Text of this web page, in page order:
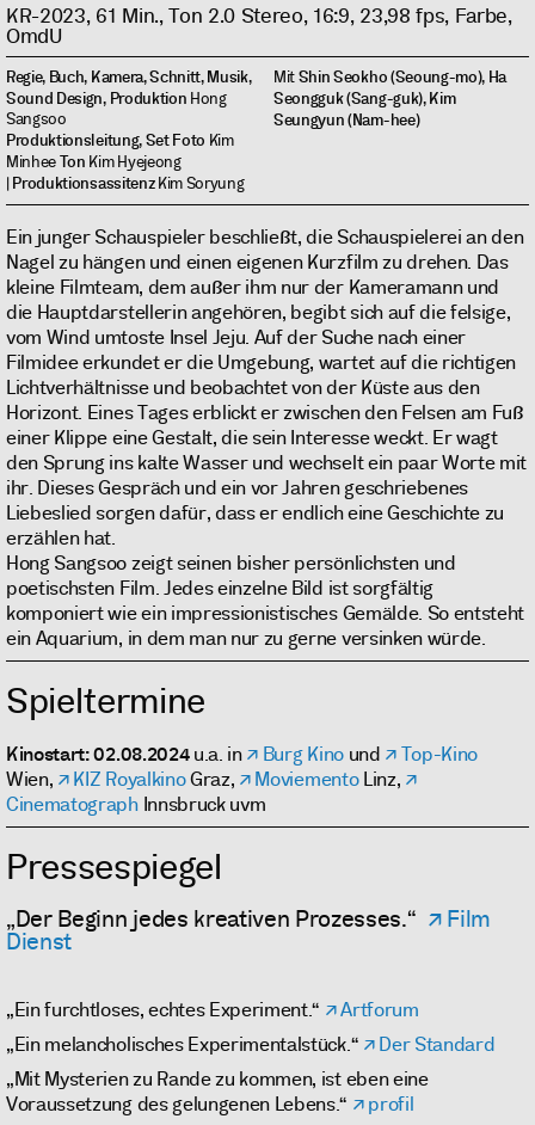
KR-2023, 61 Min., Ton 2.0 Stereo, 16:9, 23,98 fps, Farbe,
OmdU
Regie, Buch, Kamera, Schnitt, Musik,
Sound Design, Produktion Hong
Sangsoo
Produktionsleitung, Set Foto Kim
MinheeTon Kim Hyejeong
|ProduktionsassitenzKim Soryung
MitShin Seokho (Seoung-mo), Ha
Seongguk (Sang-guk), Kim
Seungyun (Nam-hee)
Ein junger Schauspieler beschließt, die Schauspielerei an den
Nagel zu hängen und einen eigenen Kurzfilm zu drehen. Das
kleine Filmteam, dem außer ihm nur der Kameramann und
die Hauptdarstellerin angehören, begibt sich auf die felsige,
vom Wind umtoste Insel Jeju. Auf der Suche nach einer
Filmidee erkundet er die Umgebung, wartet auf die richtigen
Lichtverhältnisse und beobachtet von der Küste aus den
Horizont. Eines Tages erblickt er zwischen den Felsen am Fuß
einer Klippe eine Gestalt, die sein Interesse weckt. Er wagt
den Sprung ins kalte Wasser und wechselt ein paar Worte mit
ihr. Dieses Gespräch und ein vor Jahren geschriebenes
Liebeslied sorgen dafür, dass er endlich eine Geschichte zu
erzählen hat.
Hong Sangsoo zeigt seinen bisher persönlichsten und
poetischsten Film. Jedes einzelne Bild ist sorgfältig
komponiert wie ein impressionistisches Gemälde. So entsteht
ein Aquarium, in dem man nur zu gerne versinken würde.
Spieltermine
Kinostart: 02.08.2024u.a. in Burg Kinound
Top-Kino
Wien,
KIZ RoyalkinoGraz, MoviementoLinz,
CinematographInnsbruck uvm
Pressespiegel
„Der Beginn jedes kreativen Prozesses.“ Film
Dienst
„Ein furchtloses, echtes Experiment.“
Artforum
„Ein melancholisches Experimentalstück.“
Der Standard
„Mit Mysterien zu Rande zu kommen, ist eben eine
Voraussetzung des gelungenen Lebens.“
profil